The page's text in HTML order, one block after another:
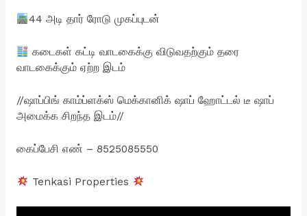
44 அடி தார் ரோடு முகப்புடன்
கடைகள் கட்டி வாடகைக்கு விடுவதற்கும் தரை
வாடகைக்கும் ஏற்ற இடம்
//ஷாப்பிங் காம்ப்ளக்ஸ் மெக்கானிக் ஷாப் ஹோட்டல் டீ ஷாப்
அமைக்க சிறந்த இடம்//
கைப்பேசி எண் – 8525085550
Tenkasi Properties